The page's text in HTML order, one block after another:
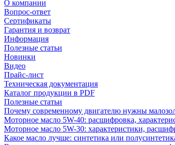
О компании
Вопрос-ответ
Сертификаты
Гарантия и возврат
Информация
Полезные статьи
Новинки
Видео
Прайс-лист
Техническая документация
Каталог продукции в PDF
Полезные статьи
Почему современному двигателю нужны
Моторное масло 5W-40: расшифровка,
Моторное масло 5W-30: характеристики,
Какое масло лучше: синтетика или